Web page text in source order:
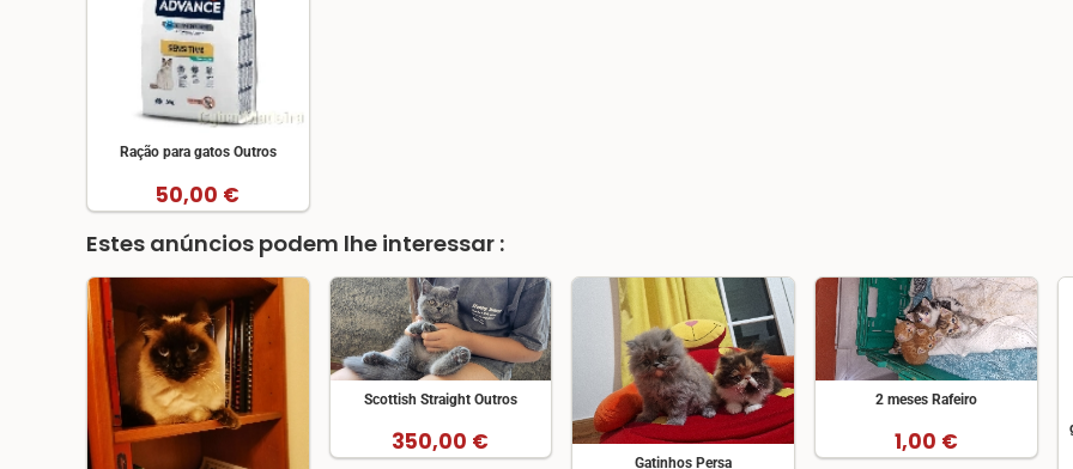
Ração para gatos Outros
50,00 €
Estes anúncios podem lhe interessar :
Scottish Straight Outros
350,00 €
Gatinhos Persa
2 meses Rafeiro
1,00 €